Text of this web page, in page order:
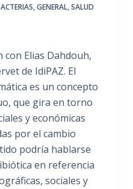
,GENERAL,SALUD
con Elias Dahdouh,
de IdiPAZ. El
es un concepto
que gira en torno
y económicas
por el cambio
podría hablarse
en referencia
sociales y